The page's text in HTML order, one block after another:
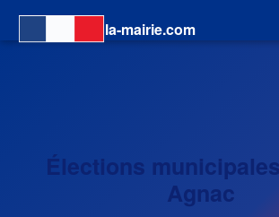
la-mairie.com
Élections
Agnac